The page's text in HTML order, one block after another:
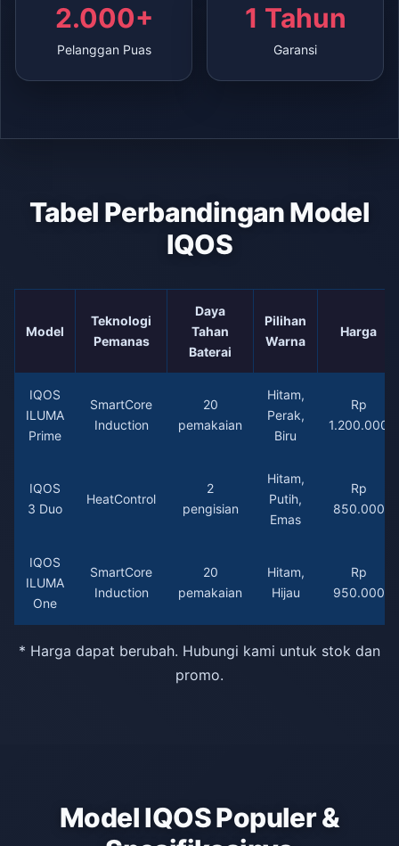
2.000+
Pelanggan Puas
1 Tahun
Garansi
Tabel Perbandingan Model
IQOS
Model
Teknologi
Pemanas
Daya
Tahan
Baterai
Pilihan
Warna
Harga
IQOS
ILUMA
Prime
SmartCore
Induction
20
pemakaian
Hitam,
Perak,
Biru
Rp
1.200.000
IQOS
3 Duo
HeatControl
2
pengisian
Hitam,
Putih,
Emas
Rp
850.000
IQOS
ILUMA
One
SmartCore
Induction
20
pemakaian
Hitam,
Hijau
Rp
950.000
* Harga dapat berubah. Hubungi kami untuk stok dan
promo.
Model IQOS Populer &